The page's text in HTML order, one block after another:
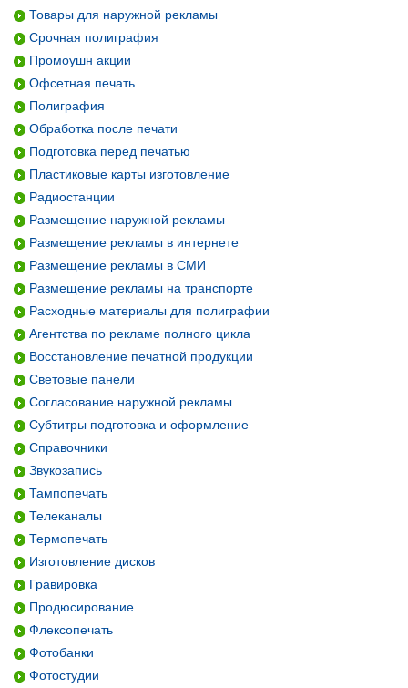
Товары для наружной рекламы
Срочная полиграфия
Промоушн акции
Офсетная печать
Полиграфия
Обработка после печати
Подготовка перед печатью
Пластиковые карты изготовление
Радиостанции
Размещение наружной рекламы
Размещение рекламы в интернете
Размещение рекламы в СМИ
Размещение рекламы на транспорте
Расходные материалы для полиграфии
Агентства по рекламе полного цикла
Восстановление печатной продукции
Световые панели
Согласование наружной рекламы
Субтитры подготовка и оформление
Справочники
Звукозапись
Тампопечать
Телеканалы
Термопечать
Изготовление дисков
Гравировка
Продюсирование
Флексопечать
Фотобанки
Фотостудии